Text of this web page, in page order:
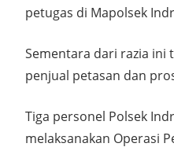
petugas di Mapolsek
Sementara dari razia ini
penjual petasan dan
Tiga personel Polsek
melaksanakan Operasi